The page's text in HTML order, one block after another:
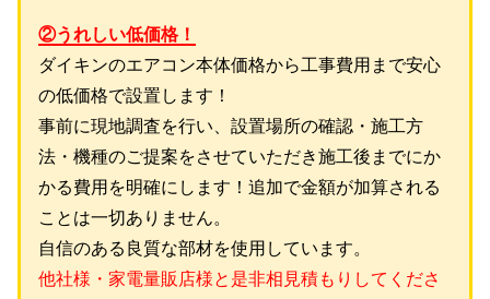
②うれしい低価格！
ダイキンのエアコン本体価格から工事費用まで安心
の低価格で設置します！
事前に現地調査を行い、設置場所の確認・施工方
法・機種のご提案をさせていただき施工後までにか
かる費用を明確にします！追加で金額が加算される
ことは一切ありません。
自信のある良質な部材を使用しています。
他社様・家電量販店様と是非相見積もりしてくださ